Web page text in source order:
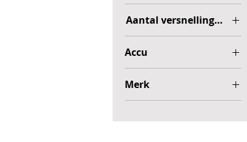
Aantal versnellingen
3
3+Rollerbrakes
Accu
300Wh
400Wh
500Wh
Merk
Avalon
Cortina